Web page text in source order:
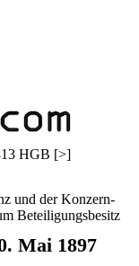
HGB [>]
und der Konzern-
Beteiligungsbesitz
Mai 1897